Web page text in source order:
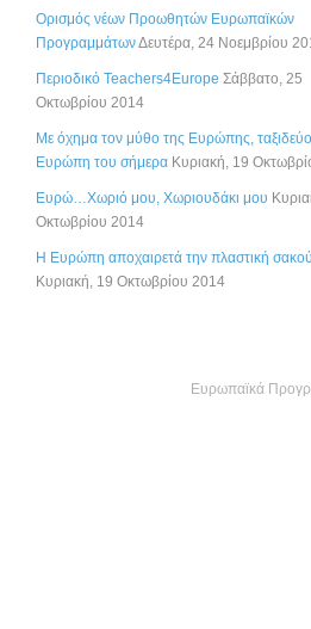
Ορισμός νέων Προωθητών Ευρωπαϊκών
ΠρογραμμάτωνΔευτέρα, 24 Νοεμβρίου
Περιοδικό Teachers4Europe Σάββατο, 25
Οκτωβρίου 2014
Με όχημα τον μύθο της Ευρώπης,
Ευρώπη του σήμερα Κυριακή, 19
Ευρώ…Χωριό μου, Χωριουδάκι μου
Οκτωβρίου 2014
Η Ευρώπη αποχαιρετά την πλαστική
Κυριακή, 19 Οκτωβρίου 2014
Ευρωπαϊκά